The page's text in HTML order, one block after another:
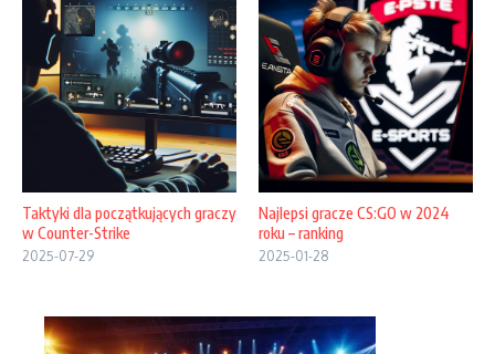
Taktyki dla początkujących graczy
w Counter-Strike
2025-07-29
Najlepsi gracze CS:GO w 2024
roku – ranking
2025-01-28